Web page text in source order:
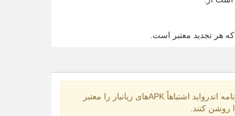
هر تجدید معتبر است.
که به تازه گی گزارش شده باعث شود بررسی امضای برنامه اندرواید اشتباهاً APKهای زیانبار را معتبر
روشن کنند.